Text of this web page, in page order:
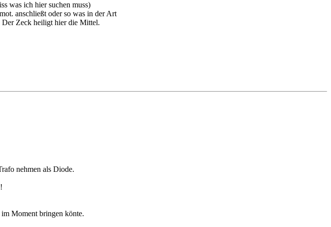
was ich hier suchen muss)
anschließt oder so was in der Art
Der Zeck heiligt hier die Mittel.
nehmen als Diode.
Moment bringen könte.